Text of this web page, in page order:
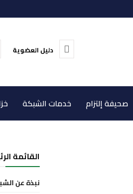
دليل العضوية
صحيفة إلتزام خدمات الشبكة
القائمة
نبذة عن